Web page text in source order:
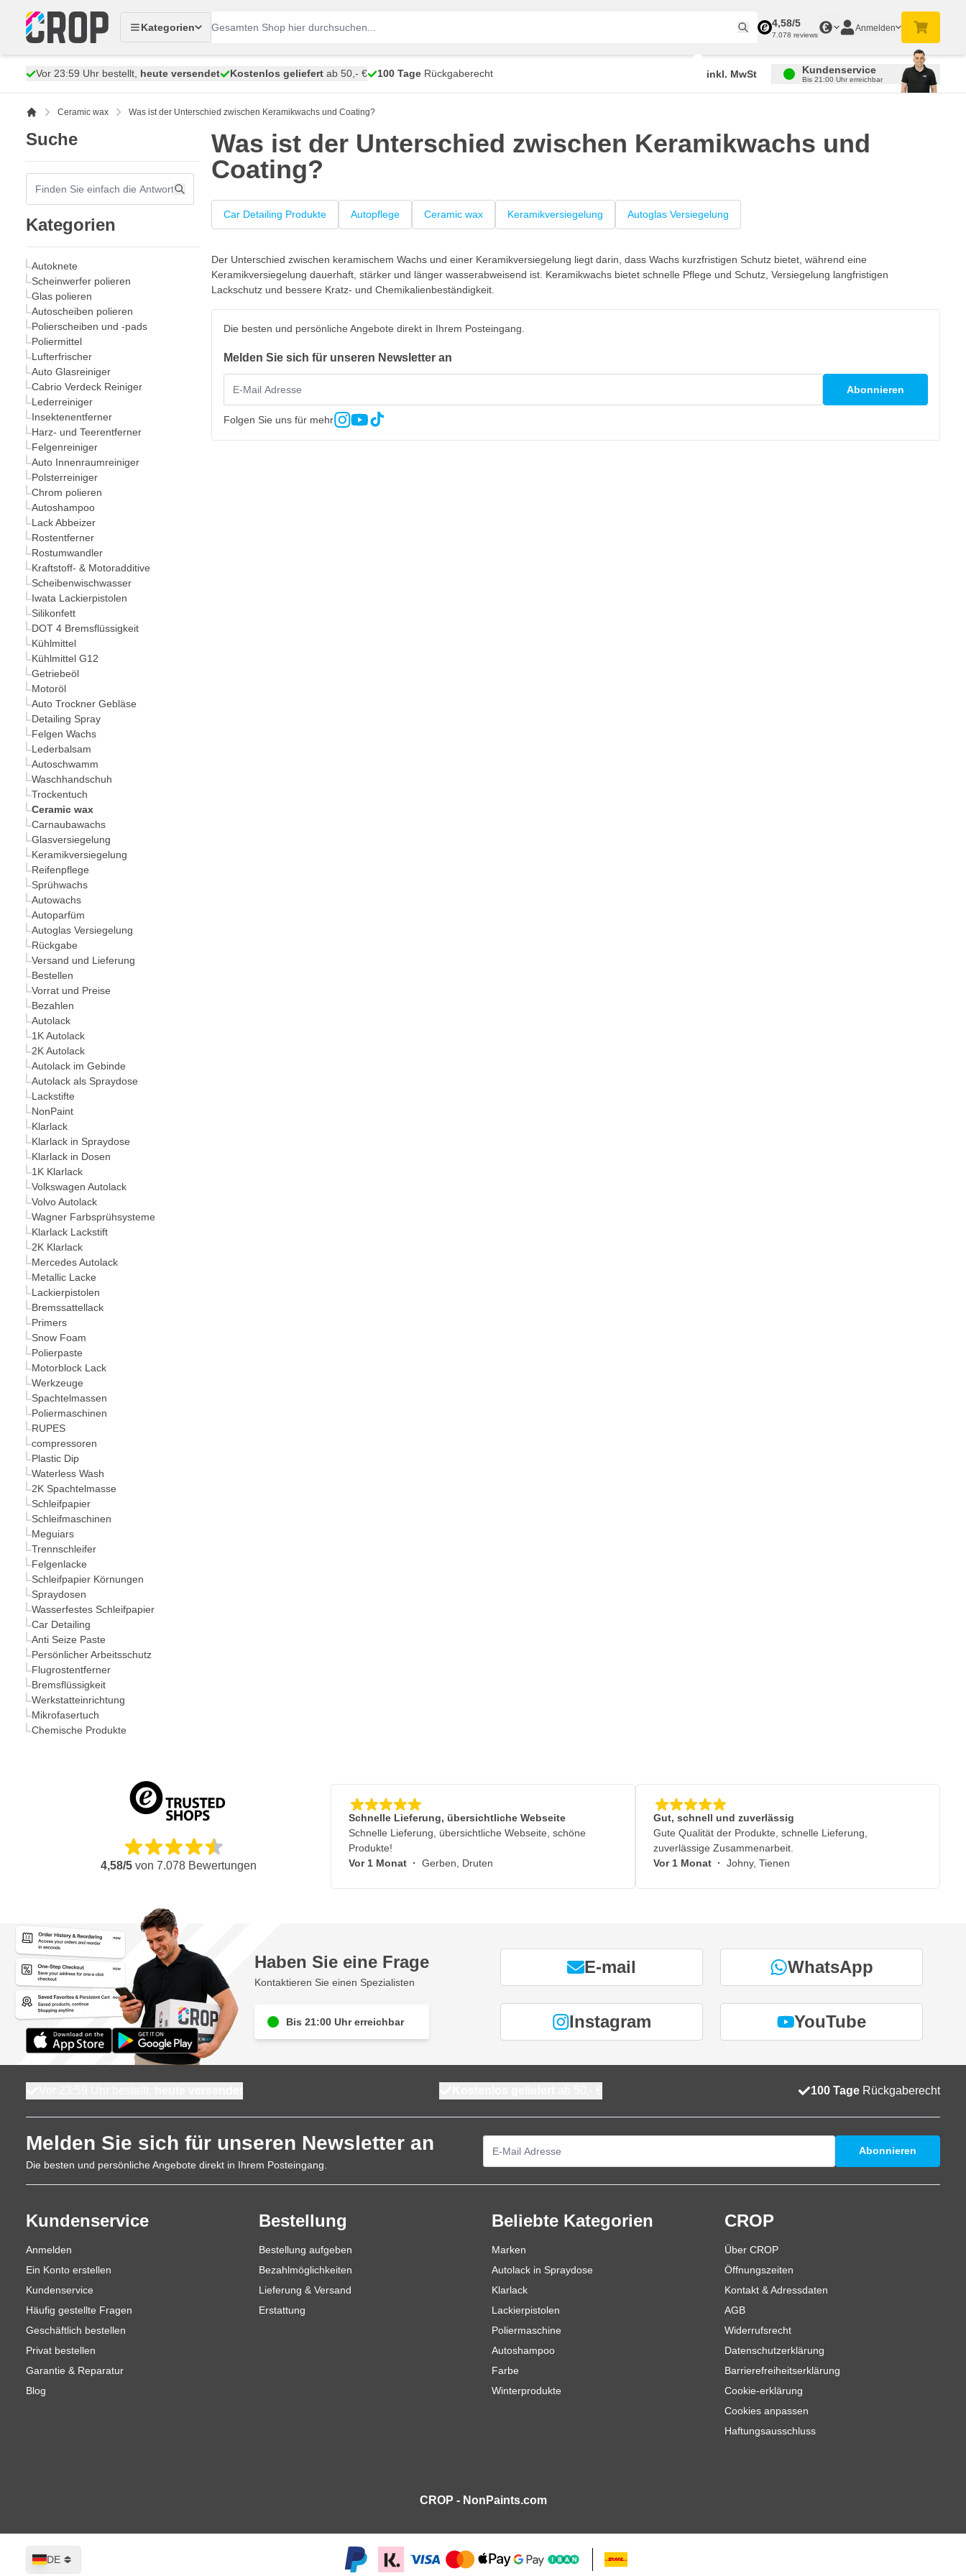
Kategorien
4,58/5
7.078 reviews
€ Anmelden
Vor 23:59 Uhr bestellt, heute versendet Kostenlos geliefert ab 50,- € 100 Tage Rückgaberecht inkl. MwSt Kundenservice
Bis 21:00 Uhr erreichbar
Ceramic wax Was ist der Unterschied zwischen Keramikwachs und Coating?
Was ist der Unterschied zwischen Keramikwachs und
Coating?
Car Detailing Produkte Autopflege Ceramic wax Keramikversiegelung Autoglas Versiegelung
Der Unterschied zwischen keramischem Wachs und einer Keramikversiegelung liegt darin, dass Wachs kurzfristigen Schutz bietet, während eine
Keramikversiegelung dauerhaft, stärker und länger wasserabweisend ist. Keramikwachs bietet schnelle Pflege und Schutz, Versiegelung langfristigen
Lackschutz und bessere Kratz- und Chemikalienbeständigkeit.
Die besten und persönliche Angebote direkt in Ihrem Posteingang.
Melden Sie sich für unseren Newsletter an
Abonnieren
Folgen Sie uns für mehr
Suche
Kategorien
Autoknete
Scheinwerfer polieren
Glas polieren
Autoscheiben polieren
Polierscheiben und -pads
Poliermittel
Lufterfrischer
Auto Glasreiniger
Cabrio Verdeck Reiniger
Lederreiniger
Insektenentferner
Harz- und Teerentferner
Felgenreiniger
Auto Innenraumreiniger
Polsterreiniger
Chrom polieren
Autoshampoo
Lack Abbeizer
Rostentferner
Rostumwandler
Kraftstoff- & Motoradditive
Scheibenwischwasser
Iwata Lackierpistolen
Silikonfett
DOT 4 Bremsflüssigkeit
Kühlmittel
Kühlmittel G12
Getriebeöl
Motoröl
Auto Trockner Gebläse
Detailing Spray
Felgen Wachs
Lederbalsam
Autoschwamm
Waschhandschuh
Trockentuch
Ceramic wax
Carnaubawachs
Glasversiegelung
Keramikversiegelung
Reifenpflege
Sprühwachs
Autowachs
Autoparfüm
Autoglas Versiegelung
Rückgabe
Versand und Lieferung
Bestellen
Vorrat und Preise
Bezahlen
Autolack
1K Autolack
2K Autolack
Autolack im Gebinde
Autolack als Spraydose
Lackstifte
NonPaint
Klarlack
Klarlack in Spraydose
Klarlack in Dosen
1K Klarlack
Volkswagen Autolack
Volvo Autolack
Wagner Farbsprühsysteme
Klarlack Lackstift
2K Klarlack
Mercedes Autolack
Metallic Lacke
Lackierpistolen
Bremssattellack
Primers
Snow Foam
Polierpaste
Motorblock Lack
Werkzeuge
Spachtelmassen
Poliermaschinen
RUPES
compressoren
Plastic Dip
Waterless Wash
2K Spachtelmasse
Schleifpapier
Schleifmaschinen
Meguiars
Trennschleifer
Felgenlacke
Schleifpapier Körnungen
Spraydosen
Wasserfestes Schleifpapier
Car Detailing
Anti Seize Paste
Persönlicher Arbeitsschutz
Flugrostentferner
Bremsflüssigkeit
Werkstatteinrichtung
Mikrofasertuch
Chemische Produkte
4,58/5von 7.078Bewertungen
Schnelle Lieferung, übersichtliche Webseite
Schnelle Lieferung, übersichtliche Webseite, schöne
Produkte!
Vor 1 Monat · Gerben, Druten
Gut, schnell und zuverlässig
Gute Qualität der Produkte, schnelle Lieferung,
zuverlässige Zusammenarbeit.
Vor 1 Monat · Johny, Tienen
Haben Sie eine Frage
Kontaktieren Sie einen Spezialisten
Bis 21:00 Uhr erreichbar
E-mail WhatsApp
Instagram YouTube
100 Tage Rückgaberecht
Melden Sie sich für unseren Newsletter an
Die besten und persönliche Angebote direkt in Ihrem Posteingang.
Abonnieren
Kundenservice
Anmelden
Ein Konto erstellen
Kundenservice
Häufig gestellte Fragen
Geschäftlich bestellen
Privat bestellen
Garantie & Reparatur
Blog
Bestellung
Bestellung aufgeben
Bezahlmöglichkeiten
Lieferung & Versand
Erstattung
Beliebte Kategorien
Marken
Autolack in Spraydose
Klarlack
Lackierpistolen
Poliermaschine
Autoshampoo
Farbe
Winterprodukte
CROP
Über CROP
Öffnungszeiten
Kontakt & Adressdaten
AGB
Widerrufsrecht
Datenschutzerklärung
Barrierefreiheitserklärung
Cookie-erklärung
Cookies anpassen
Haftungsausschluss
CROP - NonPaints.com
Sprache
DE